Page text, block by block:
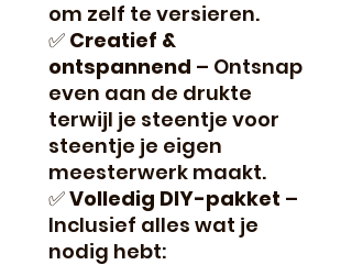
om zelf te versieren.
✅ Creatief &
ontspannend – Ontsnap
even aan de drukte
terwijl je steentje voor
steentje je eigen
meesterwerk maakt.
✅Volledig DIY-pakket –
Inclusief alles wat je
nodig hebt: